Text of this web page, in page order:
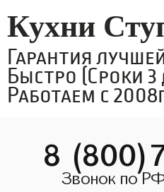
Кухни
Гарантия
Быстро (Сроки 3
Работаем с
8
Звонок по